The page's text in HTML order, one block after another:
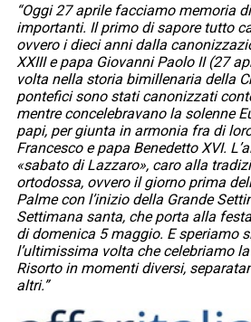
“Oggi 27 aprile facciamo memoria
importanti. Il primo di sapore tutto
ovvero i dieci anni dalla
XXIII e papa Giovanni Paolo II (27
volta nella storia bimillenaria della
pontefici sono stati canonizzati
mentre concelebravano la solenne
papi, per giunta in armonia fra di
Francesco e papa Benedetto XVI.
«sabato di Lazzaro», caro alla
ortodossa, ovvero il giorno prima
Palme con l’inizio della Grande
Settimana santa, che porta alla
di domenica 5 maggio. E speriamo
l’ultimissima volta che celebriamo
Risorto in momenti diversi,
altri.”